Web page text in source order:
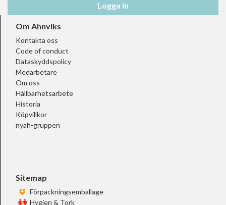
Logga in
Om Ahnviks
Kontakta oss
Code of conduct
Dataskyddspolicy
Medarbetare
Om oss
Hållbarhetsarbete
Historia
Köpvillkor
nyah-gruppen
Sitemap
Förpackningsemballage
Hygien & Tork